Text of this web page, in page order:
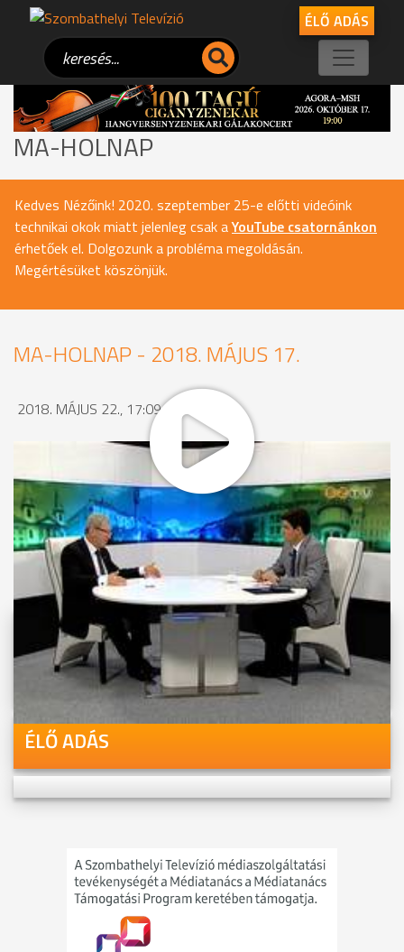
ÉLŐ ADÁS
MA-HOLNAP
Kedves Nézőink! 2020. szeptember 25-e előtti videóink
technikai okok miatt jelenleg csak aYouTube csatornánkon
érhetőek el. Dolgozunk a probléma megoldásán.
Megértésüket köszönjük.
MA-HOLNAP - 2018. MÁJUS 17.
2018. MÁJUS 22., 17:09
MEGOSZTÁS
Videóink megtekinthetőek
Youtube-csatornánkon is!
ÉLŐ ADÁS